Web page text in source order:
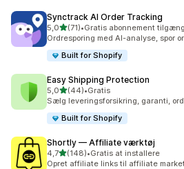
Synctrack AI Order Tracking
5,0ud af 5 stjerner
(71)
71 anmeldelser i alt
•Gratis abonnement
Ordresporing med AI-analyse, spor
Built for Shopify
Easy Shipping Protection
5,0ud af 5 stjerner
(44)
44 anmeldelser i alt
•Gratis
Sælg leveringsforsikring, garanti,
Built for Shopify
Shortly — Affiliate værktøj
4,7ud af 5 stjerner
(148)
148 anmeldelser i alt
•Gratis at installere
Opret affiliate links til affiliate